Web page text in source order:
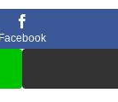
Facebook